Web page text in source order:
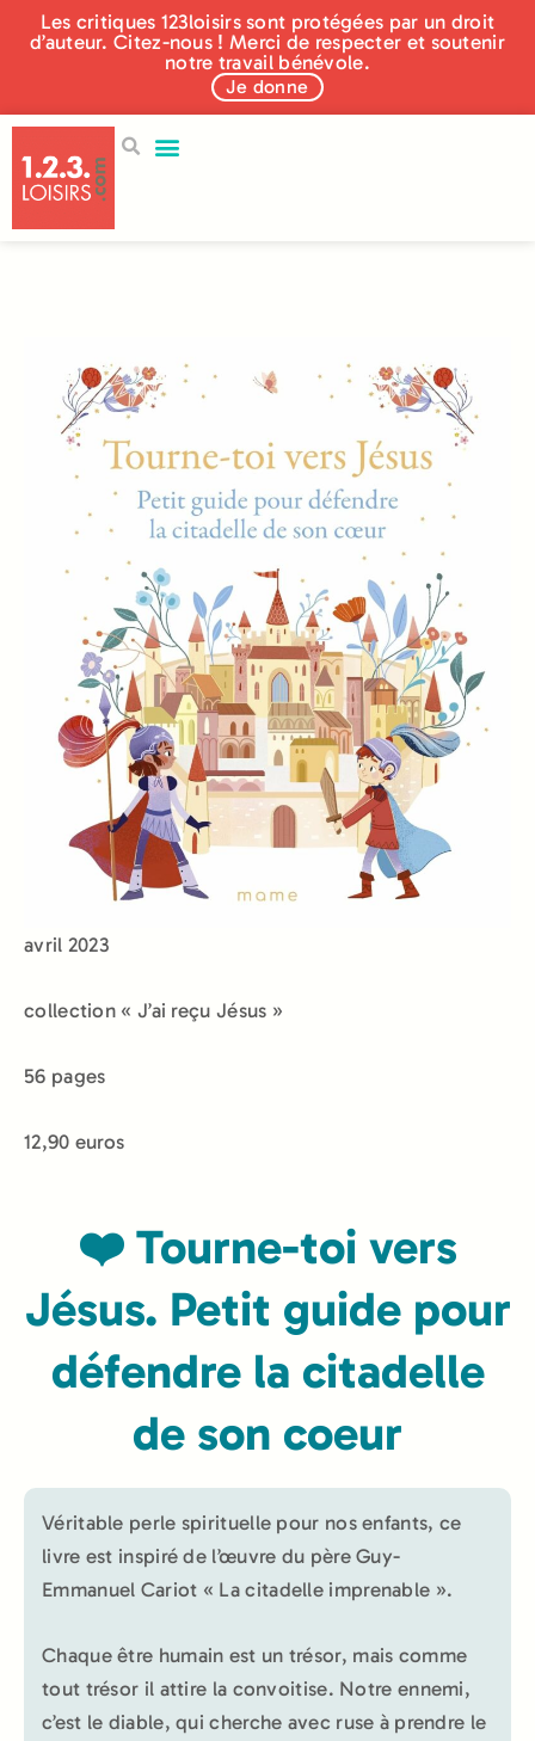
Les critiques 123loisirs sont protégées par un droit
d’auteur. Citez-nous ! Merci de respecter et soutenir
notre travail bénévole.
Je donne
avril 2023
collection « J’ai reçu Jésus »
56 pages
12,90 euros
❤️ Tourne-toi vers
Jésus. Petit guide pour
défendre la citadelle
de son coeur
Véritable perle spirituelle pour nos enfants, ce
livre est inspiré de l’œuvre du père Guy-
Emmanuel Cariot « La citadelle imprenable ».
Chaque être humain est un trésor, mais comme
tout trésor il attire la convoitise. Notre ennemi,
c’est le diable, qui cherche avec ruse à prendre le